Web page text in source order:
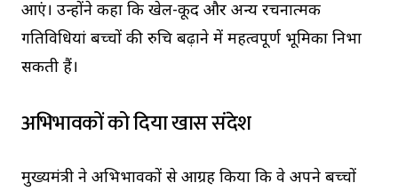
आएं। उन्होंने कहा कि खेल-कूद और अन्य रचनात्मक
गतिविधियां बच्चों की रुचि बढ़ाने में महत्वपूर्ण भूमिका निभा
सकती हैं।
अभिभावकों को दिया खास संदेश
मुख्यमंत्री ने अभिभावकों से आग्रह किया कि वे अपने बच्चों